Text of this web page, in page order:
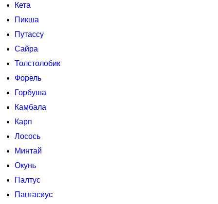
Кета
Пикша
Путассу
Сайра
Толстолобик
Форель
Горбуша
Камбала
Карп
Лосось
Минтай
Окунь
Палтус
Пангасиус